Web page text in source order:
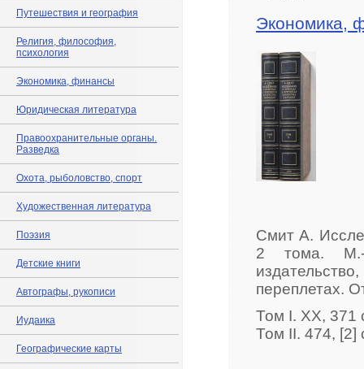
Путешествия и география
Религия, философия,
психология
Экономика, финансы
Юридическая литература
Правоохранительные органы.
Разведка
Охота, рыболовство, спорт
Художественная литература
Поэзия
Детские книги
Автографы, рукописи
Иудаика
Географические карты
Экономика,
Смит А.
2 тома. М.-
переплетах.
Том I. ХХ, 371
Том II. 474, [2]